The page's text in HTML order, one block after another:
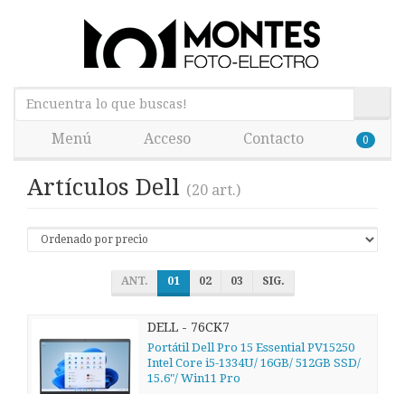
Menú Acceso Contacto 0
Artículos Dell (20 art.)
ANT. 01 02 03 SIG.
DELL - 76CK7
Portátil Dell Pro 15 Essential PV15250
Intel Core i5-1334U/ 16GB/ 512GB SSD/
15.6"/ Win11 Pro